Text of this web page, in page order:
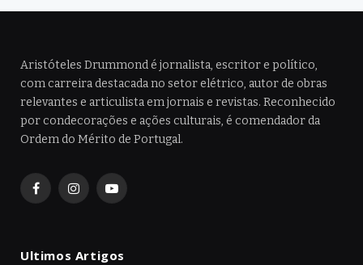
Aristóteles Drummond é jornalista, escritor e político,
com carreira destacada no setor elétrico, autor de obras
relevantes e articulista em jornais e revistas. Reconhecido
por condecorações e ações culturais, é comendador da
Ordem do Mérito de Portugal.
FacebookInstagramYouTube
Ultimos Artigos